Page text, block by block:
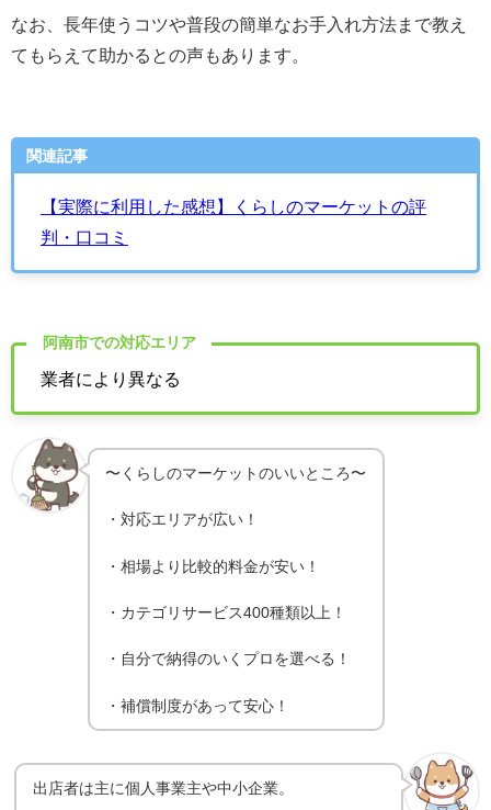
なお、長年使うコツや普段の簡単なお手入れ方法まで教え
てもらえて助かるとの声もあります。
関連記事
【実際に利用した感想】くらしのマーケットの評
判・口コミ
阿南市での対応エリア
業者により異なる
〜くらしのマーケットのいいところ〜
・対応エリアが広い！
・相場より比較的料金が安い！
・カテゴリサービス400種類以上！
・自分で納得のいくプロを選べる！
・補償制度があって安心！
出店者は主に個人事業主や中小企業。